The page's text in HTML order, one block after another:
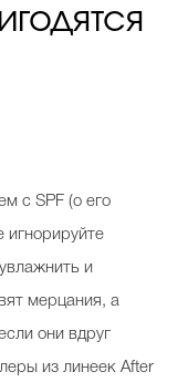
с SPF (о его
игнорируйте
и
мерцания, а
они вдруг
из линеек After